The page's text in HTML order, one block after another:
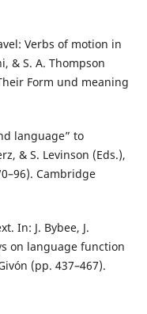
Verbs of motion in
& S. A. Thompson
Form und meaning
language” to
& S. Levinson (Eds.),
Cambridge
In: J. Bybee, J.
on language function
(pp. 437–467).